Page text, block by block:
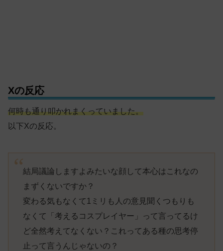
Xの反応
何時も通り叩かれまくっていました。
以下Xの反応。
結局議論しますよみたいな顔して本心はこれなの
まずくないですか？
変わる気もなくて1ミリも人の意見聞くつもりも
なくて「考えるコスプレイヤー」って言ってるけ
ど全然考えてなくない？これってある種の思考停
止って言うんじゃないの？